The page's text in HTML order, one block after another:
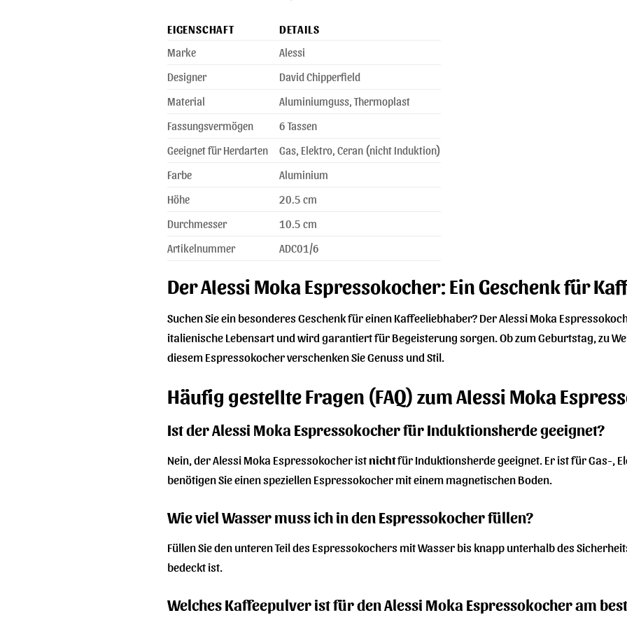
EIGENSCHAFT
DETAILS
Marke
Alessi
Designer
David Chipperfield
Material
Aluminiumguss, Thermoplast
Fassungsvermögen
6 Tassen
Geeignet für Herdarten
Gas, Elektro, Ceran (nicht Induktion)
Farbe
Aluminium
Höhe
20.5 cm
Durchmesser
10.5 cm
Artikelnummer
ADC01/6
Der Alessi Moka Espressokocher: Ein Geschenk für
Suchen Sie ein besonderes Geschenk für einen Kaffeeliebhaber? Der Alessi Moka
italienische Lebensart und wird garantiert für Begeisterung sorgen. Ob zum Geburtstag, zu
diesem Espressokocher verschenken Sie Genuss und Stil.
Häufig gestellte Fragen (FAQ) zum Alessi Moka
Ist der Alessi Moka Espressokocher für Induktionsherde geeignet?
Nein, der Alessi Moka Espressokocher istnichtfür Induktionsherde geeignet. Er ist für Gas-,
benötigen Sie einen speziellen Espressokocher mit einem magnetischen Boden.
Wie viel Wasser muss ich in den Espressokocher füllen?
Füllen Sie den unteren Teil des Espressokochers mit Wasser bis knapp unterhalb des
bedeckt ist.
Welches Kaffeepulver ist für den Alessi Moka Espressokocher am